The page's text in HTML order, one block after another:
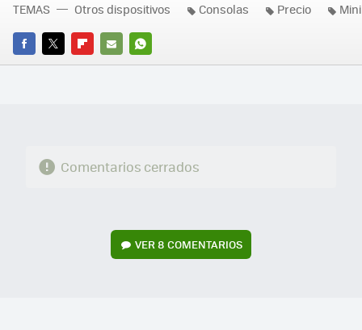
FACEBOOK
TWITTERFLIPBOARD
E-
WHATSAPP
TEMAS Otros dispositivos Consolas Precio Mini
Comentarios cerrados
VER8 COMENTARIOS